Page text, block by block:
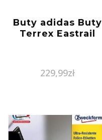
Buty adidas Buty
Terrex Eastrail
229,99zł